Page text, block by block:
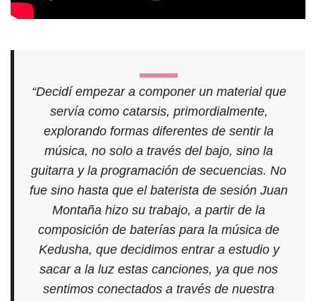
“Decidí empezar a componer un material que
servía como catarsis, primordialmente,
explorando formas diferentes de sentir la
música, no solo a través del bajo, sino la
guitarra y la programación de secuencias. No
fue sino hasta que el baterista de sesión Juan
Montaña hizo su trabajo, a partir de la
composición de baterías para la música de
Kedusha, que decidimos entrar a estudio y
sacar a la luz estas canciones, ya que nos
sentimos conectados a través de nuestra